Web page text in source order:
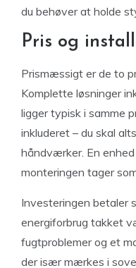
du behøver at holde
Pris og
Prismæssigt er de to
Komplette løsninger
ligger typisk i samme
inkluderet – du skal
håndværker. En enhed
monteringen tager
Investeringen betaler
energiforbrug takket
fugtproblemer og et
der især mærkes i